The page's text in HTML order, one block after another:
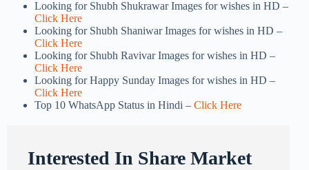
Looking for Shubh Shukrawar Images for wishes in HD –
Click Here
Looking for Shubh Shaniwar Images for wishes in HD –
Click Here
Looking for Shubh Ravivar Images for wishes in HD –
Click Here
Looking for Happy Sunday Images for wishes in HD –
Click Here
Top 10 WhatsApp Status in Hindi – Click Here
Interested In Share Market